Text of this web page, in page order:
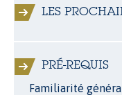
LES
PRÉ-REQUIS
Familiarité